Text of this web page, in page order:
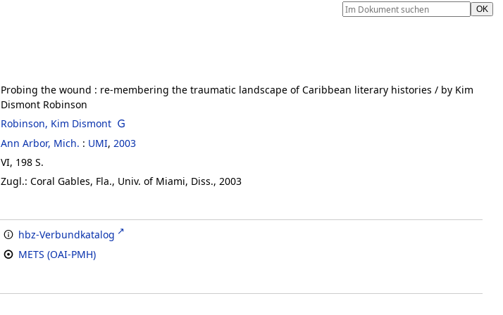
Probing the wound : re-membering the traumatic landscape of Caribbean literary histories / by Kim
Dismont Robinson
Robinson, Kim Dismont
Ann Arbor, Mich. : UMI, 2003
VI, 198 S.
Zugl.: Coral Gables, Fla., Univ. of Miami, Diss., 2003
hbz-Verbundkatalog
METS (OAI-PMH)